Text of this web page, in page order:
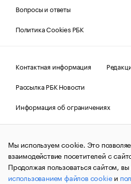
Вопросы и ответы
Политика Cookies РБК
Контактная информация
Рассылка РБК Новости
Информация об ограничениях
Правовая информация
О
© АО «РОСБИЗНЕСКОНСАЛТИНГ»,
и материалы информационного
(зарегистрировано Федеральной
связи, информационных технологий
коммуникаций (Роскомнадзор)
Мы используем cookie. Это
взаимодействие посетителей с
Продолжая пользоваться сайтом,
использованием файлов cookieи